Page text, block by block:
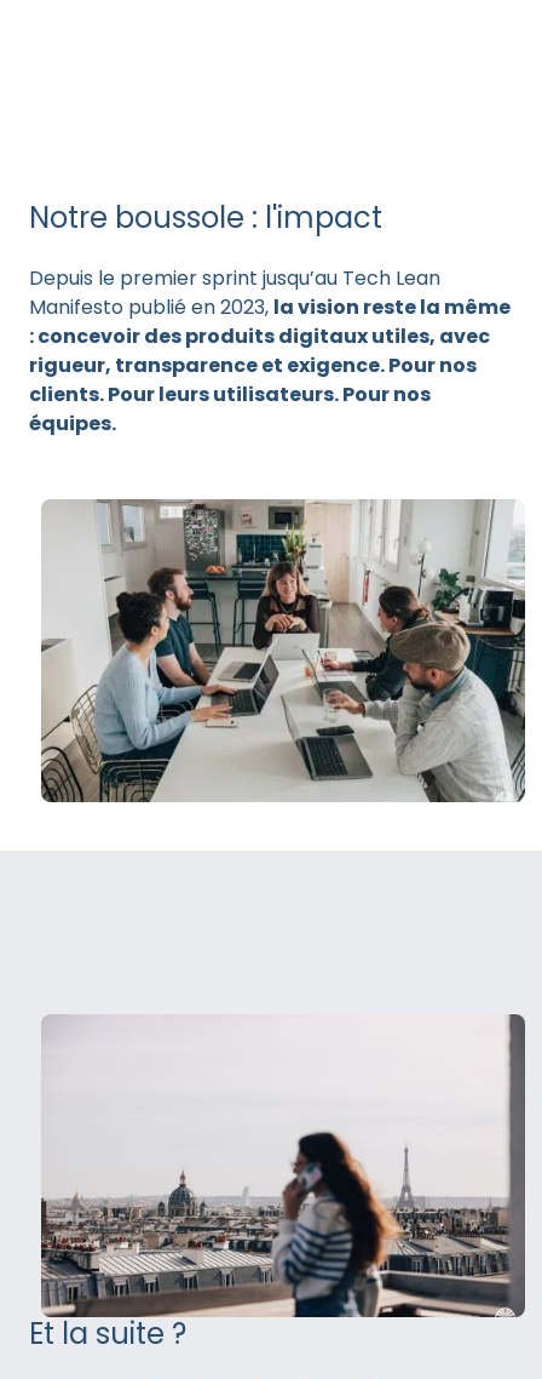
Notre boussole : l'impact
Depuis le premier sprint jusqu’au Tech Lean
Manifesto publié en 2023, la vision reste la même
: concevoir des produits digitaux utiles, avec
rigueur, transparence et exigence. Pour nos
clients. Pour leurs utilisateurs. Pour nos
équipes.
Et la suite ?